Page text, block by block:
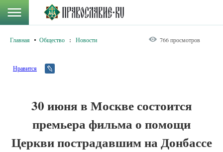
Главная Общество : Новости 766 просмотров
Нравится
30 июня в Москве состоится
премьера фильма о помощи
Церкви пострадавшим на Донбассе